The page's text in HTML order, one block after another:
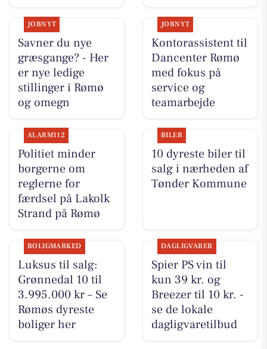
JOBNYT
Savner du nye
græsgange? - Her
er nye ledige
stillinger i Rømø
og omegn
JOBNYT
Kontorassistent til
Dancenter Rømø
med fokus på
service og
teamarbejde
ALARM112
Politiet minder
borgerne om
reglerne for
færdsel på Lakolk
Strand på Rømø
BILER
10 dyreste biler til
salg i nærheden af
Tønder Kommune
BOLIGMARKED
Luksus til salg:
Grønnedal 10 til
3.995.000 kr – Se
Rømøs dyreste
boliger her
DAGLIGVARER
Spier PS vin til
kun 39 kr. og
Breezer til 10 kr. -
se de lokale
dagligvaretilbud